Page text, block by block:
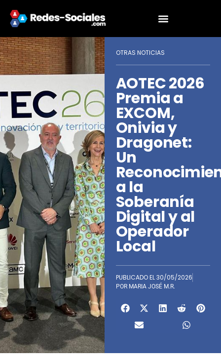
OTRAS NOTICIAS
AOTEC 2026
Premia a
EXCOM,
Onivia y
Dragonet:
Un
a la
Soberanía
Digital y al
Operador
Local
PUBLICADO EL30/05/2026
POR MARIA JOSÉ M.R.